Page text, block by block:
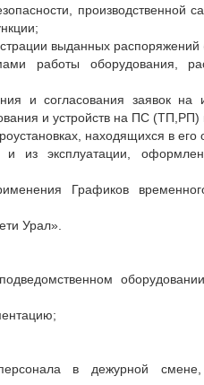
производственной
выданных распоряжений
работы оборудования,
и согласования заявок на
и устройств на ПС
находящихся в
эксплуатации,
Графиков
Урал».
персонала в дежурной